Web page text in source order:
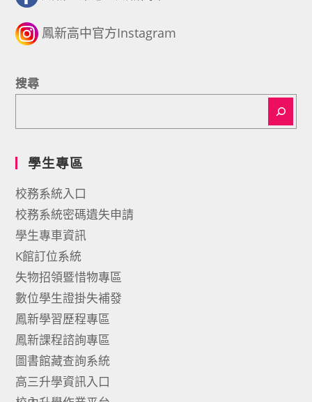
鳳新高中官方Instagram
搜尋
學生專區
校務系統入口
校務系統密碼遺失申請
學生專車資訊
K館訂位系統
失物招領暨惜物專區
數位學生證掛失補發
鳳新學習歷程專區
鳳新課程諮詢專區
圖書館藏查詢系統
高三升學資訊入口